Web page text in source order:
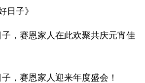
日子》
，赛恩家人在此欢聚共庆元宵佳
，赛恩家人迎来年度盛会！